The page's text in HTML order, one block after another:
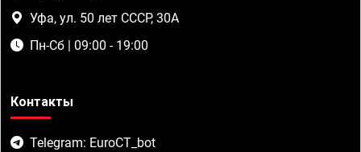
Уфа, ул. 50 лет СССР, 30А
Пн-Сб | 09:00 - 19:00
Контакты
Telegram: EuroCT_bot